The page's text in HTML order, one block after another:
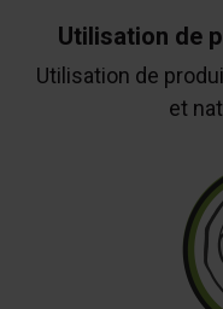
Utilisation de
Utilisation de
et